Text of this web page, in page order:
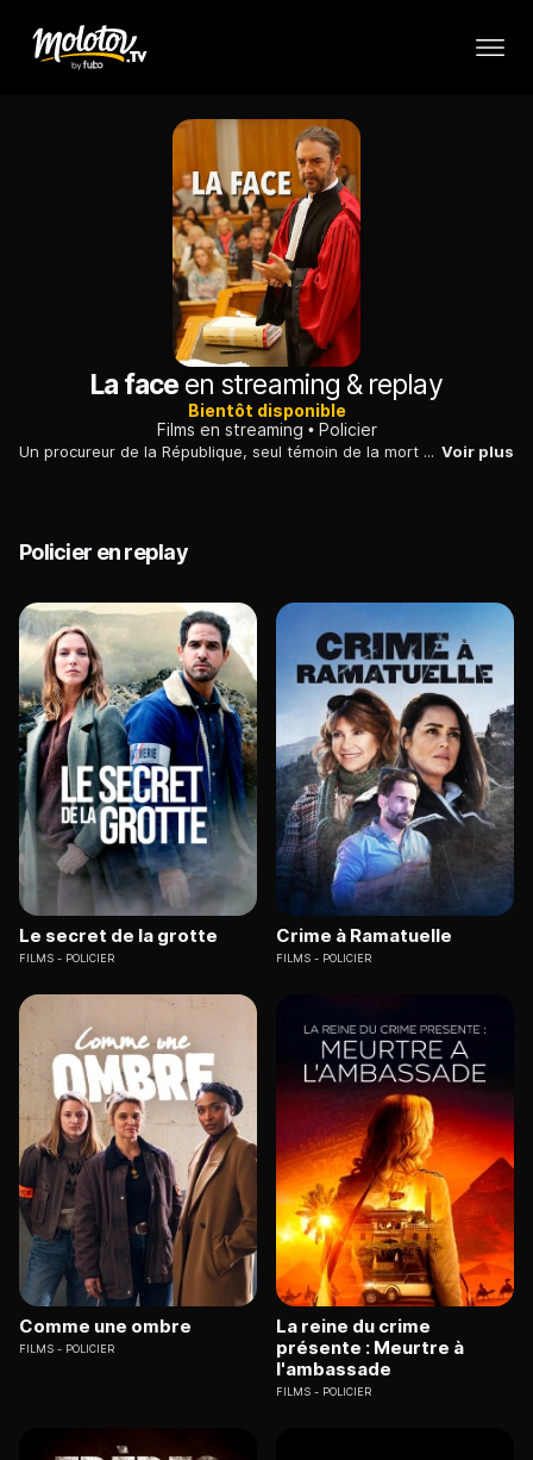
La faceen streaming & replay
Bientôt disponible
Films en streaming
Policier
Un procureur de la République, seul témoin de la mort accidentelle d'une jeune femme, choisit de faire passer ses ambitions avant ses valeurs morales. Voir plus
Policier en replay
Le secret de la grotte
FILMS POLICIER
Crime à Ramatuelle
FILMS POLICIER
Comme une ombre
FILMS POLICIER
La reine du crime
présente : Meurtre à
l'ambassade
FILMS POLICIER